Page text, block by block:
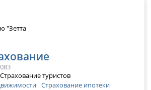
Страхование туристов
Страхование ипотеки